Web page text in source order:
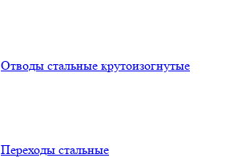
Отводы стальные крутоизогнутые
Переходы стальные